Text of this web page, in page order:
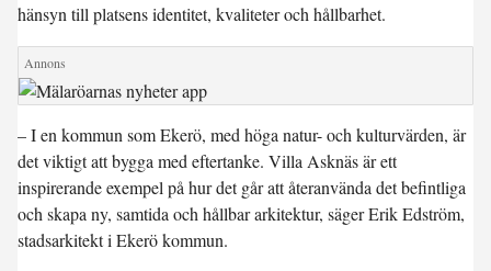
hänsyn till platsens identitet, kvaliteter och hållbarhet.
– I en kommun som Ekerö, med höga natur- och kulturvärden, är
det viktigt att bygga med eftertanke. Villa Asknäs är ett
inspirerande exempel på hur det går att återanvända det befintliga
och skapa ny, samtida och hållbar arkitektur, säger Erik Edström,
stadsarkitekt i Ekerö kommun.